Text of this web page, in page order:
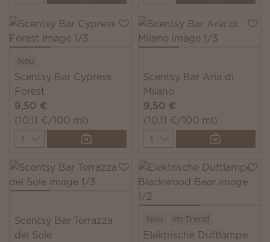
Neu
Scentsy Bar Cypress
Forest
9,50 €
(10,11 €/100 ml)
Quantity
Scentsy Bar Aria di
Milano
9,50 €
(10,11 €/100 ml)
Quantity
Scentsy Bar Terrazza
del Sole
Neu Im Trend
Elektrische Duftlampe